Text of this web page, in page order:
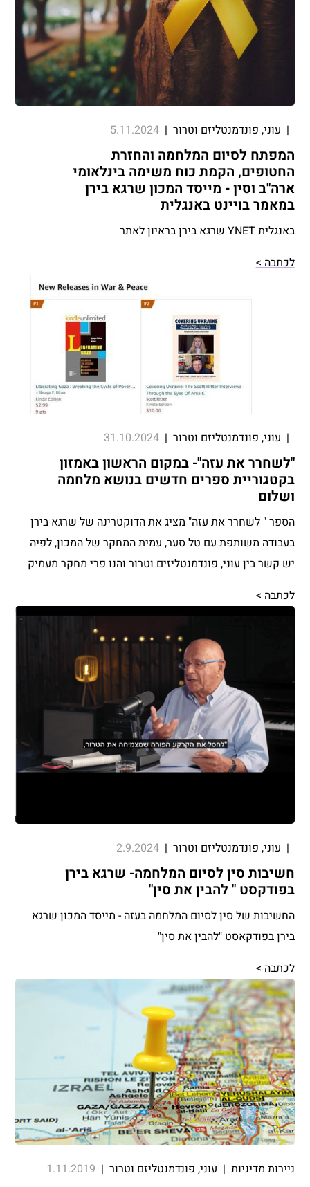
| עוני, פונדמנטליזם וטרור|
5.11.2024
המפתח לסיום המלחמה והחזרת
החטופים, הקמת כוח משימה בינלאומי
ארה"ב וסין - מייסד המכון שרגא בירן
במאמר בויינט באנגלית
באנגלית YNET שרגא בירן בראיון לאתר
לכתבה >
| עוני, פונדמנטליזם וטרור|
31.10.2024
"לשחרר את עזה"- במקום הראשון באמזון
בקטגוריית ספרים חדשים בנושא מלחמה
ושלום
הספר " לשחרר את עזה" מציג את הדוקטרינה של שרגא בירן
בעבודה משותפת עם טל סער, עמית המחקר של המכון, לפיה
יש קשר בין עוני, פונדמנטליזים וטרור והנו פרי מחקר מעמיק
לכתבה >
| עוני, פונדמנטליזם וטרור|
2.9.2024
חשיבות סין לסיום המלחמה- שרגא בירן
בפודקסט " להבין את סין"
החשיבות של סין לסיום המלחמה בעזה - מייסד המכון שרגא
בירן בפודקאסט "להבין את סין"
לכתבה >
ניירות מדיניות| עוני, פונדמנטליזם וטרור|
1.11.2019